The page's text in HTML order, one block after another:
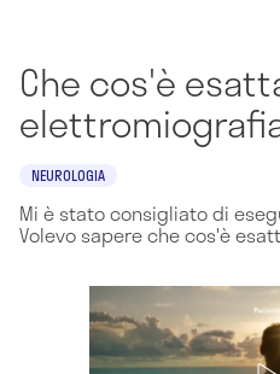
Che cos'è
NEUROLOGIA
Mi è stato consigliato di
Volevo sapere che cos'è